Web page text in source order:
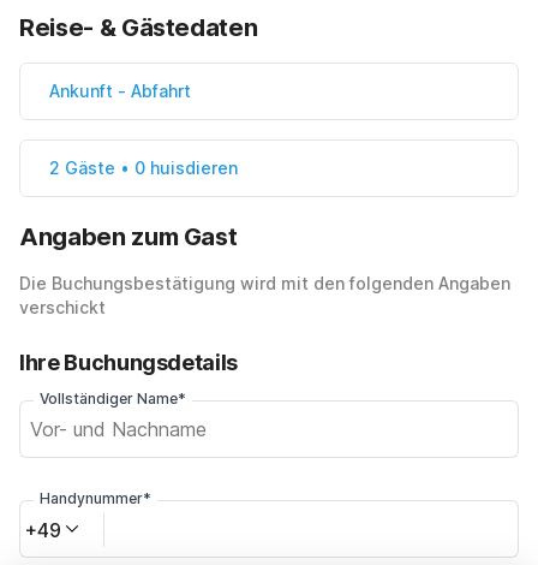
Reise- & Gästedaten
Ankunft - Abfahrt
2 Gäste • 0 huisdieren
Angaben zum Gast
Die Buchungsbestätigung wird mit den folgenden Angaben
verschickt
Ihre Buchungsdetails
Vollständiger Name*
Handynummer*
+49